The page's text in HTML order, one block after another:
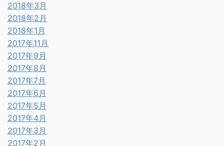
2018年3月
2018年2月
2018年1月
2017年11月
2017年9月
2017年8月
2017年7月
2017年6月
2017年5月
2017年4月
2017年3月
2017年2月